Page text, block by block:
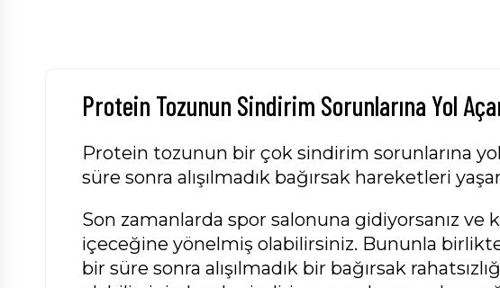
Protein Tozunun Sindirim Sorunlarına Yol
Protein tozunun bir çok sindirim sorunlarına
süre sonra alışılmadık bağırsak hareketleri
Son zamanlarda spor salonuna gidiyorsanız ve
içeceğine yönelmiş olabilirsiniz. Bununla
bir süre sonra alışılmadık bir bağırsak